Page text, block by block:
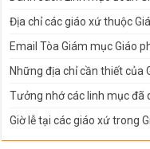
Địa chỉ các giáo xứ thuộc
Email Tòa Giám mục Giáo
Những địa chỉ cần thiết của
Tưởng nhớ các linh mục đã
Giờ lễ tại các giáo xứ trong